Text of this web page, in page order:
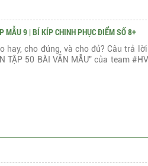
MẪU 9 | BÍ KÍP CHINH PHỤC ĐIỂM SỐ 8+
hay, cho đúng, và cho đủ? Câu trả
TẬP 50 BÀI VĂN MẪU" của team